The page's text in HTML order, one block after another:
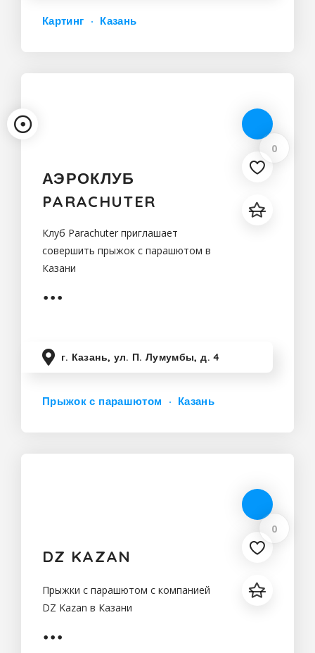
Картинг Казань
0
АЭРОКЛУБ
PARACHUTER
Клуб Parachuter приглашает
совершить прыжок с парашютом в
Казани
г. Казань, ул. П. Лумумбы, д. 4
Прыжок с парашютом Казань
0
DZ KAZAN
Прыжки с парашютом с компанией
DZ Kazan в Казани